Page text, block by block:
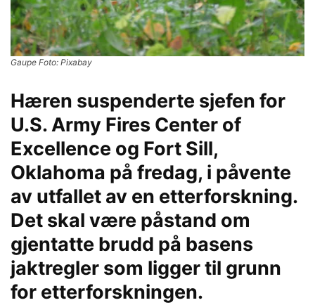
Gaupe Foto: Pixabay
Hæren suspenderte sjefen for
U.S. Army Fires Center of
Excellence og Fort Sill,
Oklahoma på fredag, i påvente
av utfallet av en etterforskning.
Det skal være påstand om
gjentatte brudd på basens
jaktregler som ligger til grunn
for etterforskningen.